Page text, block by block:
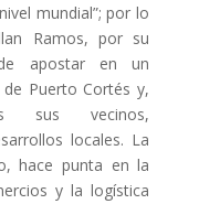
mundial”; por lo
Ramos, por su
apostar en un
Puerto Cortés y,
sus vecinos,
locales. La
hace punta en la
y la logística